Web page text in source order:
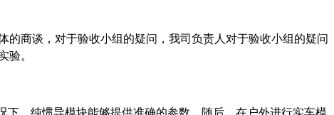
商谈，对于验收小组的疑问，我司负责人对于验收小组的疑问
验。
，纯惯导模块能够提供准确的参数。随后，在户外进行实车模